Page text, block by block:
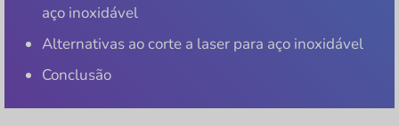
aço inoxidável
Alternativas ao corte a laser para aço inoxidável
Conclusão